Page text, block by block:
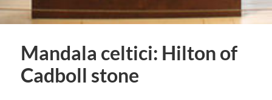
Mandala celtici: Hilton of
Cadboll stone